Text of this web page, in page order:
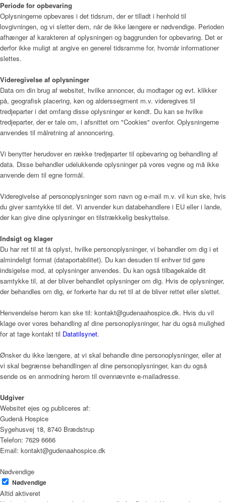
Periode for opbevaring
Oplysningerne opbevares i det tidsrum, der er tilladt i henhold til
lovgivningen, og vi sletter dem, når de ikke længere er nødvendige. Perioden
afhænger af karakteren af oplysningen og baggrunden for opbevaring. Det er
derfor ikke muligt at angive en generel tidsramme for, hvornår informationer
slettes.
Videregivelse af oplysninger
Data om din brug af websitet, hvilke annoncer, du modtager og evt. klikker
på, geografisk placering, køn og alderssegment m.v. videregives til
tredjeparter i det omfang disse oplysninger er kendt. Du kan se hvilke
tredjeparter, der er tale om, i afsnittet om "Cookies" ovenfor. Oplysningerne
anvendes til målretning af annoncering.
Vi benytter herudover en række tredjeparter til opbevaring og behandling af
data. Disse behandler udelukkende oplysninger på vores vegne og må ikke
anvende dem til egne formål.
Videregivelse af personoplysninger som navn og e-mail m.v. vil kun ske, hvis
du giver samtykke til det. Vi anvender kun databehandlere i EU eller i lande,
der kan give dine oplysninger en tilstrækkelig beskyttelse.
Indsigt og klager
Du har ret til at få oplyst, hvilke personoplysninger, vi behandler om dig i et
almindeligt format (dataportabilitet). Du kan desuden til enhver tid gøre
indsigelse mod, at oplysninger anvendes. Du kan også tilbagekalde dit
samtykke til, at der bliver behandlet oplysninger om dig. Hvis de oplysninger,
der behandles om dig, er forkerte har du ret til at de bliver rettet eller slettet.
Henvendelse herom kan ske til: kontakt@gudenaahospice.dk. Hvis du vil
klage over vores behandling af dine personoplysninger, har du også mulighed
for at tage kontakt til Datatilsynet.
Ønsker du ikke længere, at vi skal behandle dine personoplysninger, eller at
vi skal begrænse behandlingen af dine personoplysninger, kan du også
sende os en anmodning herom til ovennævnte e-mailadresse.
Udgiver
Websitet ejes og publiceres af:
Gudenå Hospice
Sygehusvej 18, 8740 Brædstrup
Telefon: 7629 6666
Email: kontakt@gudenaahospice.dk
Nødvendige
Nødvendige
Altid aktiveret